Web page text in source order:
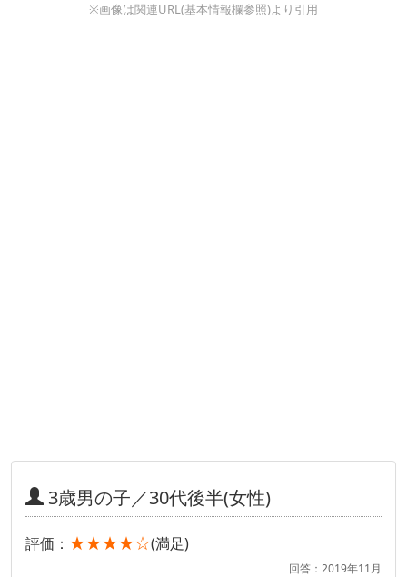
※画像は関連URL(基本情報欄参照)より引用
3歳男の子／30代後半(女性)
評価： ★★★★☆(満足)
回答：2019年11月